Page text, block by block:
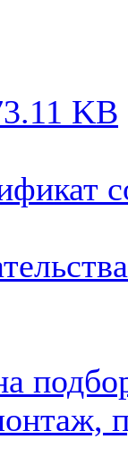
KB